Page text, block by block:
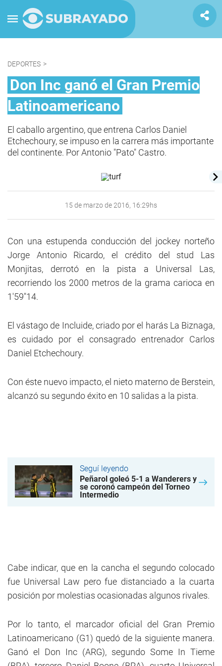
DEPORTES >
Don Inc ganó el Gran Premio
Latinoamericano
El caballo argentino, que entrena Carlos Daniel
Etchechoury, se impuso en la carrera más importante
del continente. Por Antonio "Pato" Castro.
15 de marzo de 2016, 16:29hs
Con una estupenda conducción del jockey norteño
Jorge Antonio Ricardo, el crédito del stud Las
Monjitas, derrotó en la pista a Universal Las,
recorriendo los 2000 metros de la grama carioca en
1'59"14.
El vástago de Incluide, criado por el harás La Biznaga,
es cuidado por el consagrado entrenador Carlos
Daniel Etchechoury.
Con éste nuevo impacto, el nieto materno de Berstein,
alcanzó su segundo éxito en 10 salidas a la pista.
Seguí leyendo
Peñarol goleó 5-1 a Wanderers y
se coronó campeón del Torneo
Intermedio
Cabe indicar, que en la cancha el segundo colocado
fue Universal Law pero fue distanciado a la cuarta
posición por molestias ocasionadas algunos rivales.
Por lo tanto, el marcador oficial del Gran Premio
Latinoamericano (G1) quedó de la siguiente manera.
Ganó el Don Inc (ARG), segundo Some In Tieme